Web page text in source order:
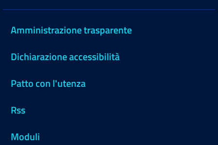
Amministrazione trasparente
Dichiarazione accessibilità
Patto con l'utenza
Rss
Moduli